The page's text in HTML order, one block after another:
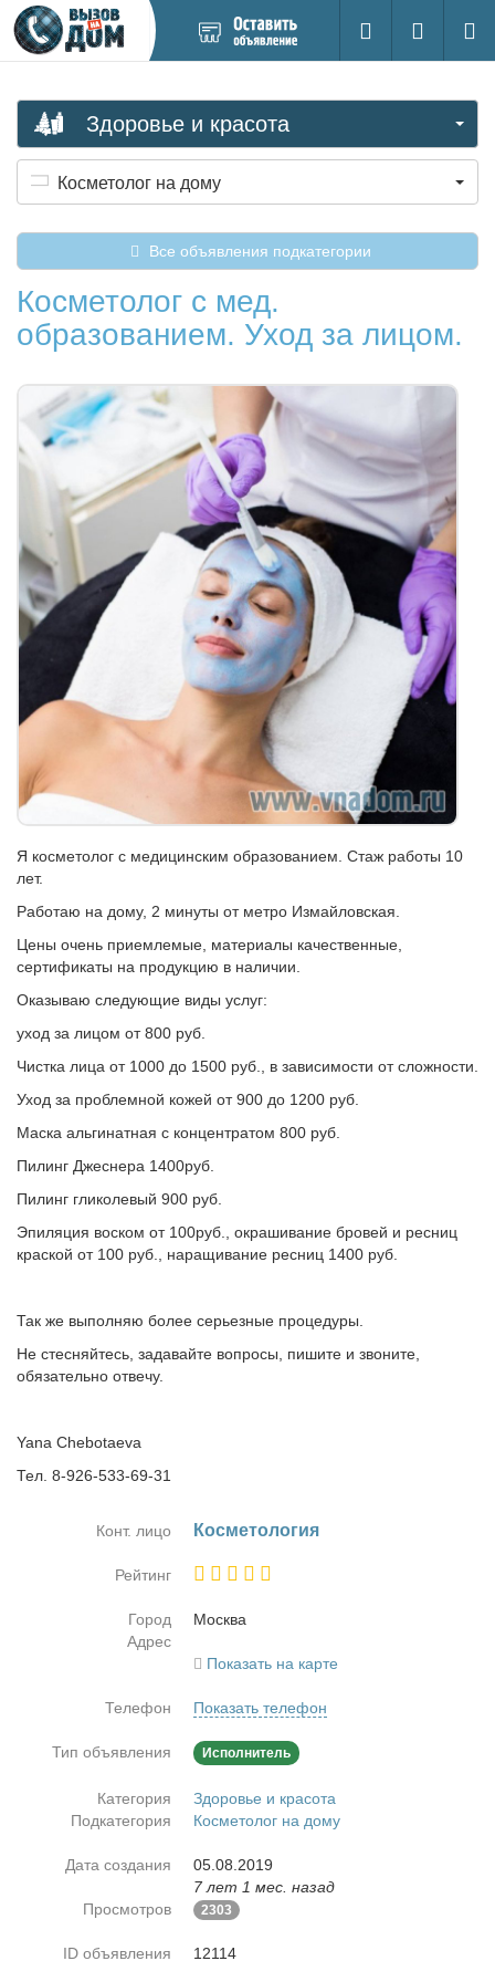
новое
Поиск
Вход на
Здоровье и красота
Косметолог на дому
Все объявления подкатегории
Косметолог с мед.
образованием. Уход за лицом.
Я косметолог с медицинским образованием. Стаж работы 10
лет.
Работаю на дому, 2 минуты от метро Измайловская.
Цены очень приемлемые, материалы качественные,
сертификаты на продукцию в наличии.
Оказываю следующие виды услуг:
уход за лицом от 800 руб.
Чистка лица от 1000 до 1500 руб., в зависимости от сложности.
Уход за проблемной кожей от 900 до 1200 руб.
Маска альгинатная с концентратом 800 руб.
Пилинг Джеснера 1400руб.
Пилинг гликолевый 900 руб.
Эпиляция воском от 100руб., окрашивание бровей и ресниц
краской от 100 руб., наращивание ресниц 1400 руб.
Так же выполняю более серьезные процедуры.
Не стесняйтесь, задавайте вопросы, пишите и звоните,
обязательно отвечу.
Yana Chebotaeva
Тел. 8-926-533-69-31
Конт. лицо Кос­ме­то­ло­гия
Рейтинг
Город
Москва
Адрес
Показать на карте
Телефон Показать телефон
Тип объявления Исполнитель
Категория
Здоровье и красота
Подкатегория
Косметолог на дому
Дата создания
05.08.2019
7 лет 1 мес. назад
Просмотров
2303
ID объявления 12114